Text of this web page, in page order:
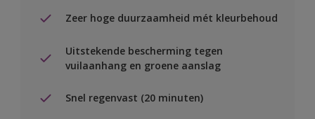
Zeer hoge duurzaamheid mét kleurbehoud
Uitstekende bescherming tegen
vuilaanhang en groene aanslag
Snel regenvast (20 minuten)